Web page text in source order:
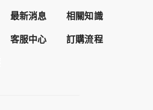
最新消息
相關知識
客服中心
訂購流程